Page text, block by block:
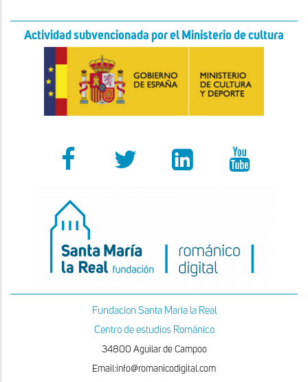
Actividad subvencionada por el Ministerio de cultura
Fundacion Santa Maria la Real
Centro de estudios Románico
34800 Aguilar de Campoo
Email:info@romanicodigital.com